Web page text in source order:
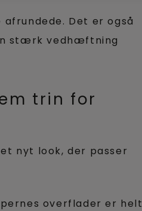
Det er også
stærk vedhæftning
trin for
nyt look, der passer
overflader er helt